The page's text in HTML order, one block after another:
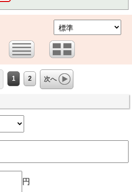
1 2 次へ
円